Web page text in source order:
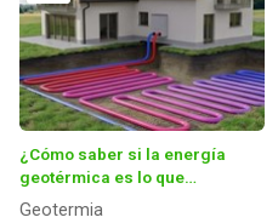
¿Cómo saber si la energía
geotérmica es lo que
necesito?
Geotermia